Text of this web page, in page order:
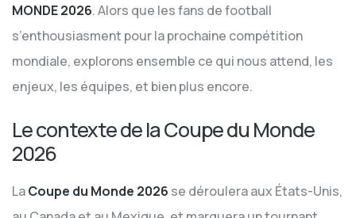
MONDE 2026. Alors que les fans de football
s’enthousiasment pour la prochaine compétition
mondiale, explorons ensemble ce qui nous attend, les
enjeux, les équipes, et bien plus encore.
Le contexte de la Coupe du Monde
2026
LaCoupe du Monde 2026 se déroulera aux États-Unis,